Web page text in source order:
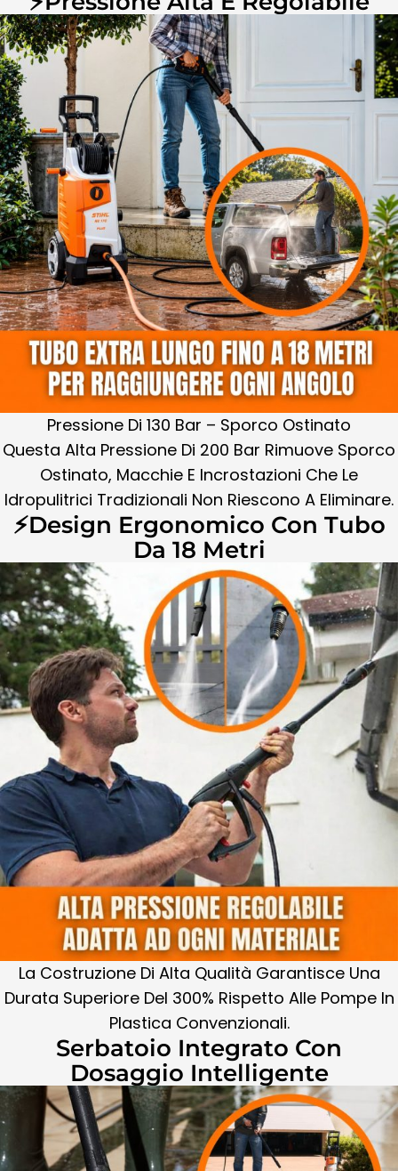
Pressione Di 130 Bar – Sporco Ostinato
Questa Alta Pressione Di 200 Bar Rimuove Sporco
Ostinato, Macchie E Incrostazioni Che Le
Idropulitrici Tradizionali Non Riescono A Eliminare.
⚡Design Ergonomico Con Tubo
Da 18 Metri
La Costruzione Di Alta Qualità Garantisce Una
Durata Superiore Del 300% Rispetto Alle Pompe In
Plastica Convenzionali.
Serbatoio Integrato Con
Dosaggio Intelligente